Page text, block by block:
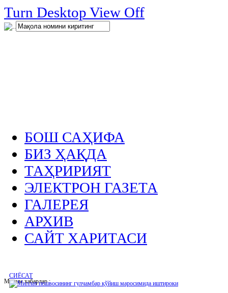
Turn Desktop View Off
.
БОШ САҲИФА
БИЗ ҲАҚДА
ТАҲРИРИЯТ
ЭЛЕКТРОН ГАЗЕТА
ГАЛЕРЕЯ
АРХИВ
САЙТ ХАРИТАСИ
Муҳим хабарлар :
СИЁСАТ